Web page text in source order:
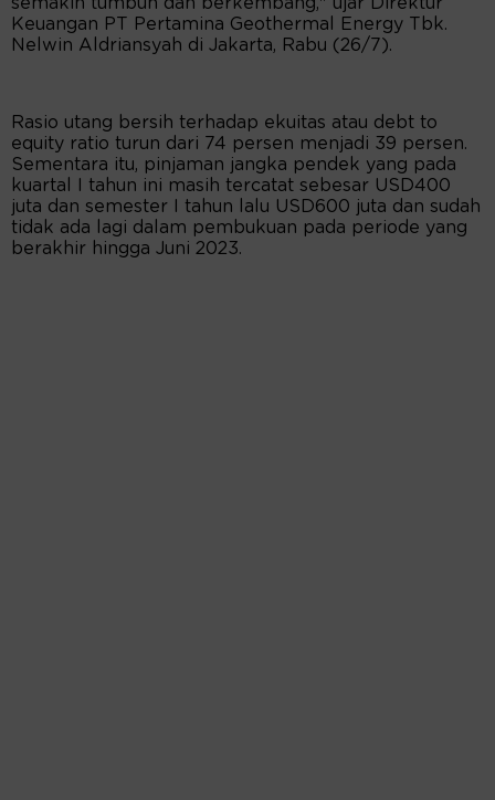
Keuangan PT Pertamina Geothermal Energy Tbk.
Nelwin Aldriansyah di Jakarta, Rabu (26/7).
Rasio utang bersih terhadap ekuitas atau debt to
equity ratio turun dari 74 persen menjadi 39 persen.
Sementara itu, pinjaman jangka pendek yang pada
kuartal I tahun ini masih tercatat sebesar USD400
juta dan semester I tahun lalu USD600 juta dan sudah
tidak ada lagi dalam pembukuan pada periode yang
berakhir hingga Juni 2023.